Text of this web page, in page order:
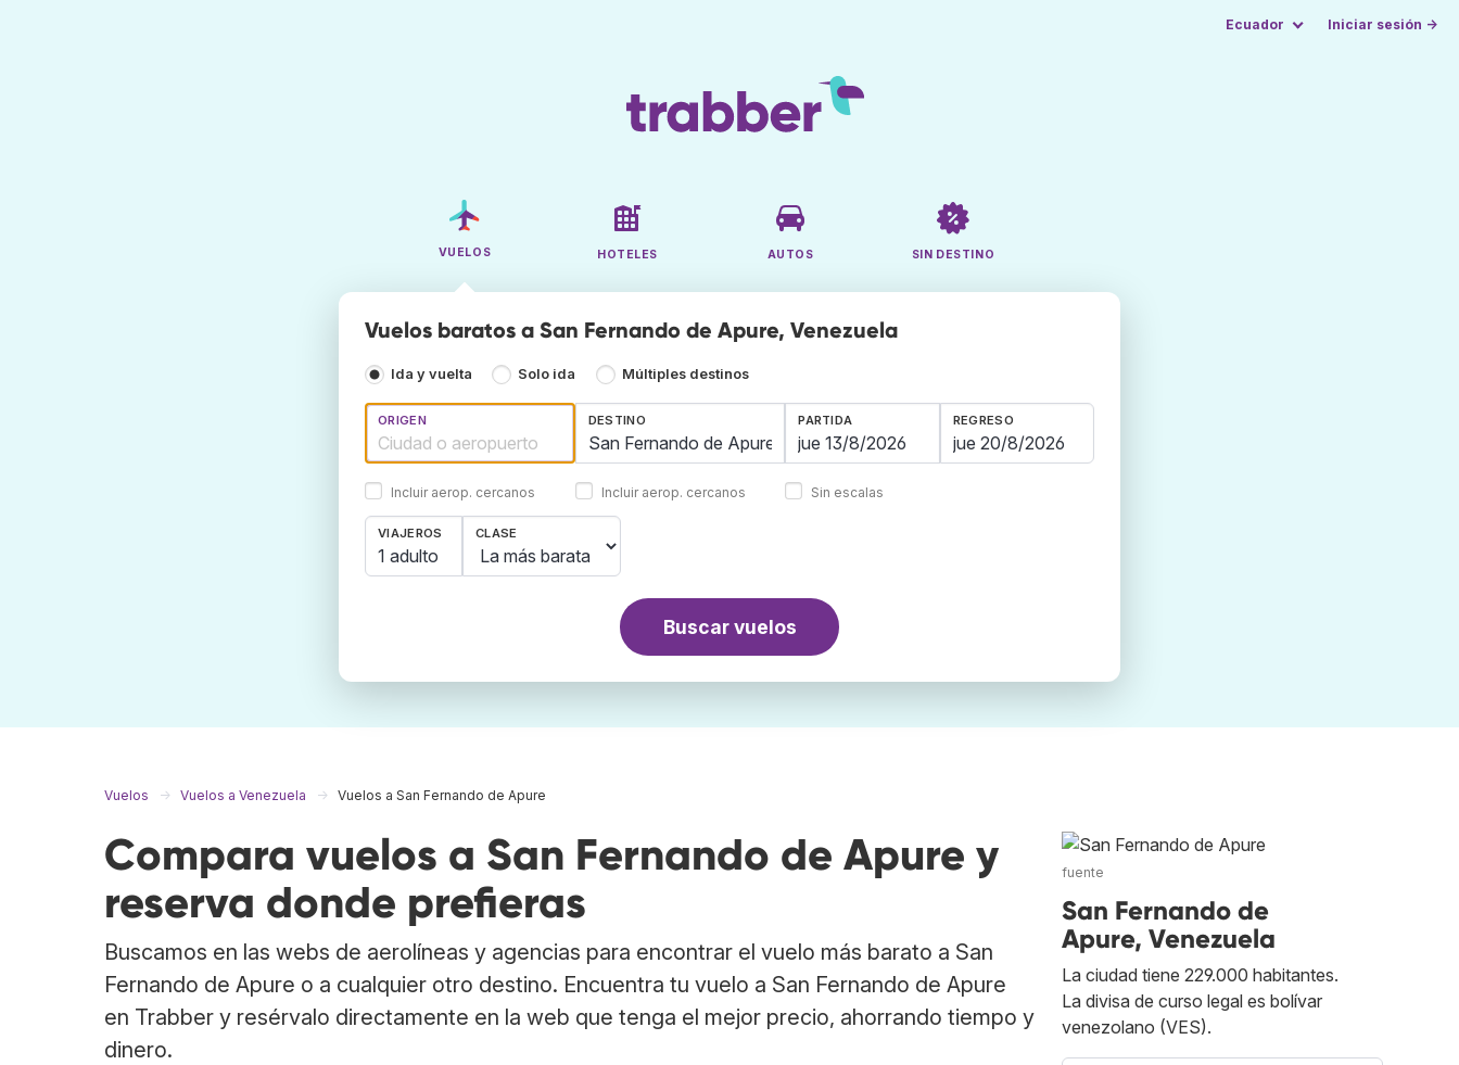
Ecuador Iniciar sesión →
VUELOS HOTELES AUTOS SIN DESTINO
Vuelos baratos a San Fernando de Apure, Venezuela
Ida y vuelta Solo ida Múltiples destinos
ORIGEN
Incluir aerop. cercanos
DESTINO
Incluir aerop. cercanos
PARTIDA REGRESO
Sin escalas
VIAJEROS
1 adulto
CLASE
Buscar vuelos
Vuelos Vuelos a Venezuela Vuelos a San Fernando de Apure
Compara vuelos a San Fernando de Apure y
reserva donde prefieras
Buscamos en las webs de aerolíneas y agencias para encontrar el vuelo más barato a San
Fernando de Apure o a cualquier otro destino. Encuentra tu vuelo a San Fernando de Apure
en Trabber y resérvalo directamente en la web que tenga el mejor precio, ahorrando tiempo y
dinero.
fuente
San Fernando de
Apure, Venezuela
La ciudad tiene 229.000 habitantes.
La divisa de curso legal es bolívar
venezolano (VES).